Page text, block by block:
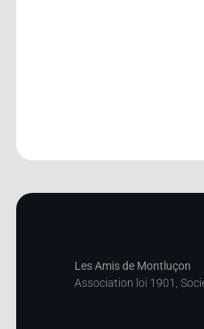
Les Amis de Montluçon
Association loi 1901,